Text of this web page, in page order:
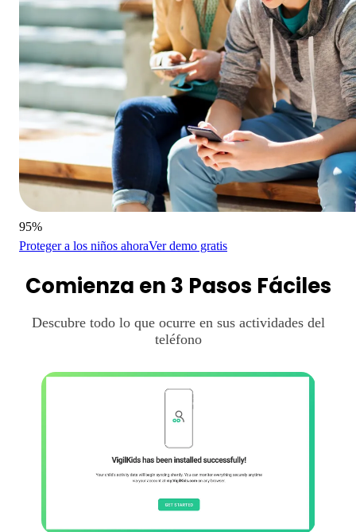
95%
Proteger a los niños ahoraVer demo gratis
Comienza en 3 Pasos Fáciles
Descubre todo lo que ocurre en sus actividades del
teléfono